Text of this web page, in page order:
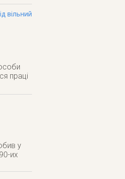
вільний
праці
у
их